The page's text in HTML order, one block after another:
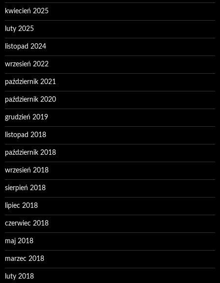
kwiecień 2025
luty 2025
listopad 2024
wrzesień 2022
październik 2021
październik 2020
grudzień 2019
listopad 2018
październik 2018
wrzesień 2018
sierpień 2018
lipiec 2018
czerwiec 2018
maj 2018
marzec 2018
luty 2018